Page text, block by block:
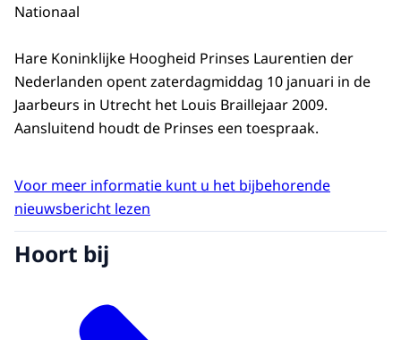
Nationaal
Hare Koninklijke Hoogheid Prinses Laurentien der
Nederlanden opent zaterdagmiddag 10 januari in de
Jaarbeurs in Utrecht het Louis Braillejaar 2009.
Aansluitend houdt de Prinses een toespraak.
Voor meer informatie kunt u het bijbehorende
nieuwsbericht lezen
Hoort bij